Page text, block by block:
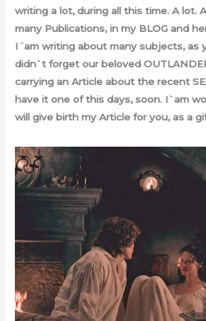
writing a lot, during all this time. A lot.
many Publications, in my BLOG and
I´am writing about many subjects, as
didn`t forget our beloved
carrying an Article about the recent
have it one of this days, soon. I`am
will give birth my Article for you, as a